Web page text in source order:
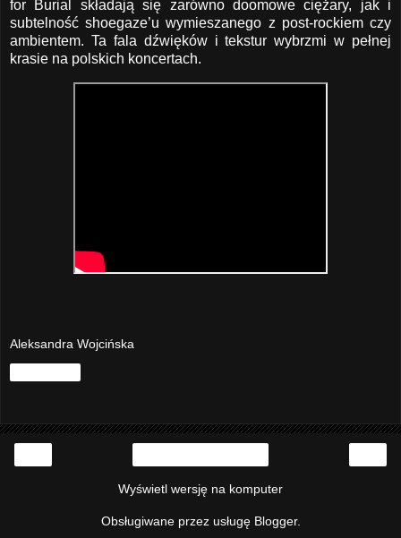
for Burial składają się zarówno doomowe ciężary, jak i
subtelność shoegaze’u wymieszanego z post-rockiem czy
ambientem. Ta fala dźwięków i tekstur wybrzmi w pełnej
krasie na polskich koncertach.
Aleksandra Wojcińska
Wyświetl wersję na komputer
Obsługiwane przez usługę Blogger.